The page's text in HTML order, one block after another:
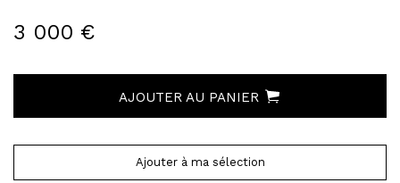
3 000 €
AJOUTER AU PANIER
Ajouter à ma sélection